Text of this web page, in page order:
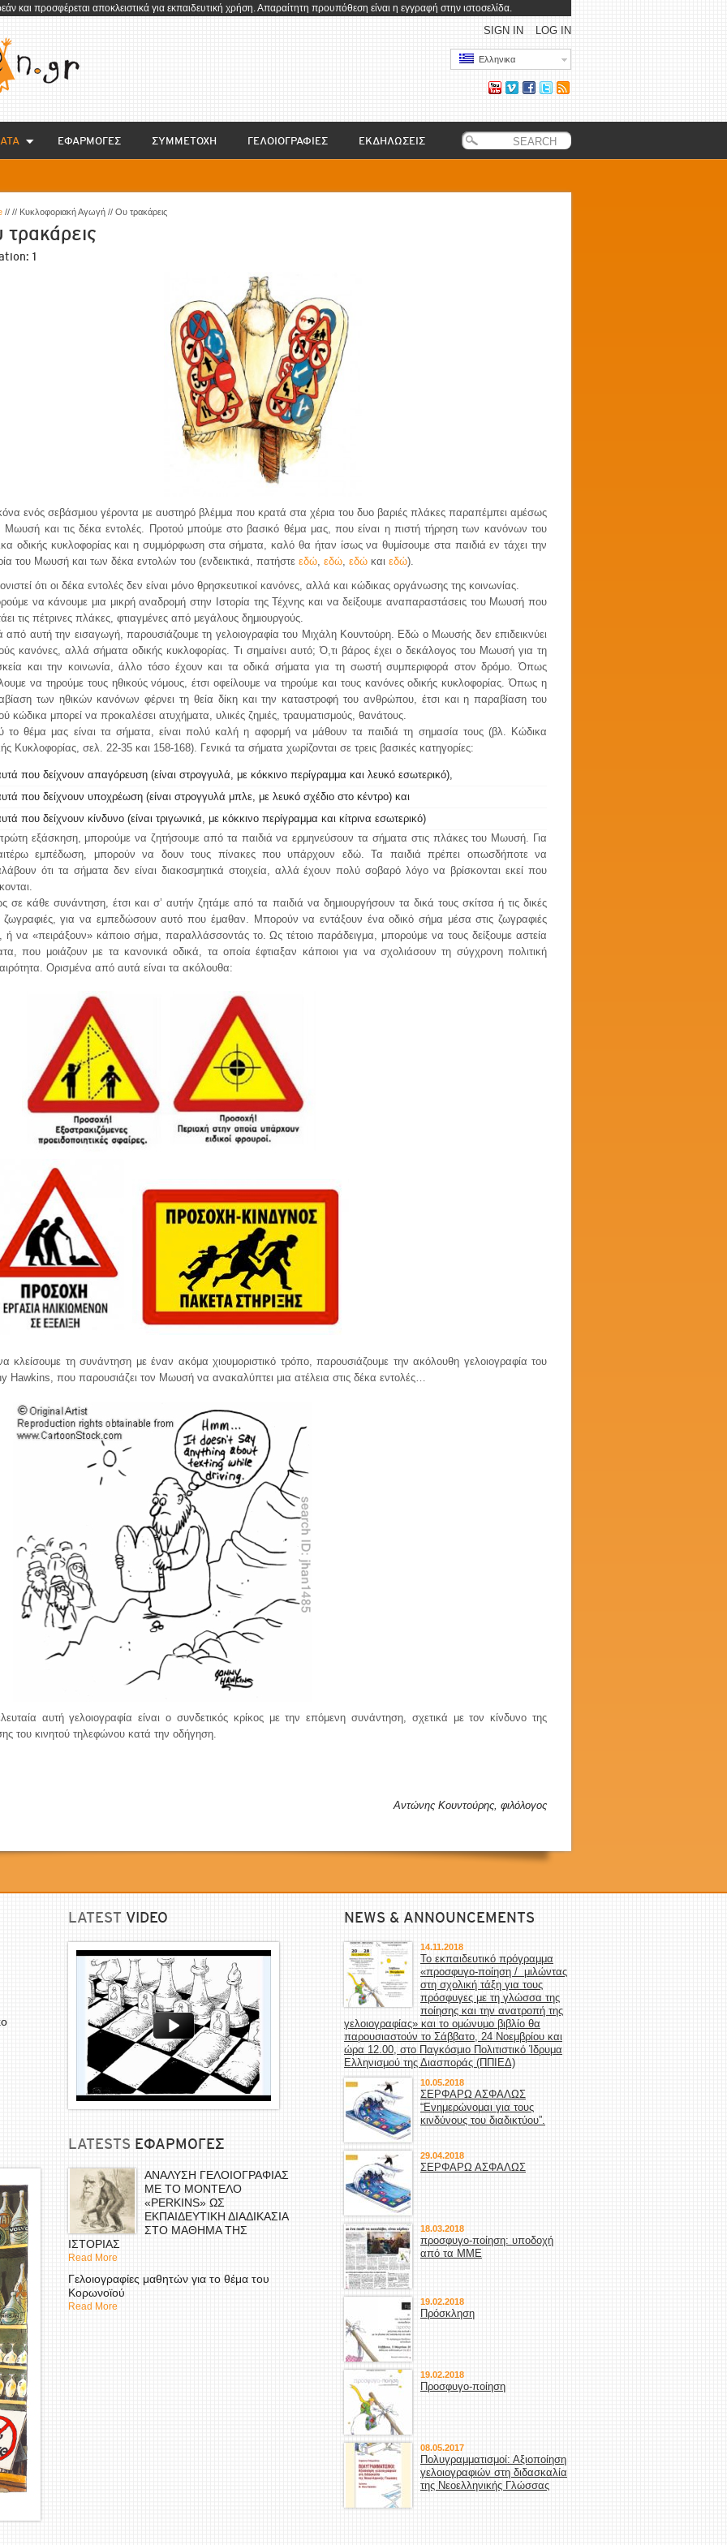
και προσφέρεται αποκλειστικά για εκπαιδευτική χρήση. Απαραίτητη προυπόθεση είναι η εγγραφή στην ιστοσελίδα.
LOG IN
SIGN IN
Ελληνικα
EΦΑΡΜΟΓΕΣ ΣΥΜΜΕΤΟΧΗ ΓΕΛΟΙΟΓΡΑΦΙΕΣ ΕΚΔΗΛΩΣΕΙΣ
// // Κυκλοφοριακή Αγωγή // Ου τρακάρεις
τρακάρεις
1
ενός σεβάσμιου γέροντα με αυστηρό βλέμμα που κρατά στα χέρια του δυο βαριές πλάκες παραπέμπει αμέσως
Μωυσή και τις δέκα εντολές. Προτού μπούμε στο βασικό θέμα μας, που είναι η πιστή τήρηση των κανόνων του
οδικής κυκλοφορίας και η συμμόρφωση στα σήματα, καλό θα ήταν ίσως να θυμίσουμε στα παιδιά εν τάχει την
του Μωυσή και των δέκα εντολών του (ενδεικτικά, πατήστε εδώ, εδώ, εδώ και εδώ).
ότι οι δέκα εντολές δεν είναι μόνο θρησκευτικοί κανόνες, αλλά και κώδικας οργάνωσης της κοινωνίας.
να κάνουμε μια μικρή αναδρομή στην Ιστορία της Τέχνης και να δείξουμε αναπαραστάσεις του Μωυσή που
τις πέτρινες πλάκες, φτιαγμένες από μεγάλους δημιουργούς.
από αυτή την εισαγωγή, παρουσιάζουμε τη γελοιογραφία του Μιχάλη Κουντούρη. Εδώ ο Μωυσής δεν επιδεικνύει
κανόνες, αλλά σήματα οδικής κυκλοφορίας. Τι σημαίνει αυτό; Ό,τι βάρος έχει ο δεκάλογος του Μωυσή για τη
και την κοινωνία, άλλο τόσο έχουν και τα οδικά σήματα για τη σωστή συμπεριφορά στον δρόμο. Όπως
να τηρούμε τους ηθικούς νόμους, έτσι οφείλουμε να τηρούμε και τους κανόνες οδικής κυκλοφορίας. Όπως η
των ηθικών κανόνων φέρνει τη θεία δίκη και την καταστροφή του ανθρώπου, έτσι και η παραβίαση του
κώδικα μπορεί να προκαλέσει ατυχήματα, υλικές ζημιές, τραυματισμούς, θανάτους.
το θέμα μας είναι τα σήματα, είναι πολύ καλή η αφορμή να μάθουν τα παιδιά τη σημασία τους (βλ. Κώδικα
Κυκλοφορίας, σελ. 22-35 και 158-168). Γενικά τα σήματα χωρίζονται σε τρεις βασικές κατηγορίες:
που δείχνουν απαγόρευση (είναι στρογγυλά, με κόκκινο περίγραμμα και λευκό εσωτερικό),
που δείχνουν υποχρέωση (είναι στρογγυλά μπλε, με λευκό σχέδιο στο κέντρο) και
που δείχνουν κίνδυνο (είναι τριγωνικά, με κόκκινο περίγραμμα και κίτρινα εσωτερικό)
εξάσκηση, μπορούμε να ζητήσουμε από τα παιδιά να ερμηνεύσουν τα σήματα στις πλάκες του Μωυσή. Για
εμπέδωση, μπορούν να δουν τους πίνακες που υπάρχουν εδώ. Τα παιδιά πρέπει οπωσδήποτε να
ότι τα σήματα δεν είναι διακοσμητικά στοιχεία, αλλά έχουν πολύ σοβαρό λόγο να βρίσκονται εκεί που
σε κάθε συνάντηση, έτσι και σ’ αυτήν ζητάμε από τα παιδιά να δημιουργήσουν τα δικά τους σκίτσα ή τις δικές
ζωγραφιές, για να εμπεδώσουν αυτό που έμαθαν. Μπορούν να εντάξουν ένα οδικό σήμα μέσα στις ζωγραφιές
ή να «πειράξουν» κάποιο σήμα, παραλλάσσοντάς το. Ως τέτοιο παράδειγμα, μπορούμε να τους δείξουμε αστεία
που μοιάζουν με τα κανονικά οδικά, τα οποία έφτιαξαν κάποιοι για να σχολιάσουν τη σύγχρονη πολιτική
Ορισμένα από αυτά είναι τα ακόλουθα:
κλείσουμε τη συνάντηση με έναν ακόμα χιουμοριστικό τρόπο, παρουσιάζουμε την ακόλουθη γελοιογραφία του
Hawkins, που παρουσιάζει τον Μωυσή να ανακαλύπτει μια ατέλεια στις δέκα εντολές…
αυτή γελοιογραφία είναι ο συνδετικός κρίκος με την επόμενη συνάντηση, σχετικά με τον κίνδυνο της
του κινητού τηλεφώνου κατά την οδήγηση.
Αντώνης Κουντούρης, φιλόλογος
LATEST VIDEO
LATESTS EΦΑΡΜΟΓΕΣ
ΑΝΑΛΥΣΗ ΓΕΛΟΙΟΓΡΑΦΙΑΣ
ΜΕ ΤΟ ΜΟΝΤΕΛΟ
«PERKINS» ΩΣ
ΕΚΠΑΙΔΕΥΤΙΚΗ ΔΙΑΔΙΚΑΣΙΑ
ΣΤΟ ΜΑΘΗΜΑ ΤΗΣ
ΙΣΤΟΡΙΑΣ
Read More
Γελοιογραφίες μαθητών για το θέμα του
Κορωνοϊού
Read More
NEWS & ANNOUNCEMENTS
14.11.2018
Το εκπαιδευτικό πρόγραμμα
«προσφυγο-ποίηση / μιλώντας
στη σχολική τάξη για τους
πρόσφυγες με τη γλώσσα της
ποίησης και την ανατροπή της
γελοιογραφίας» και το ομώνυμο βιβλίο θα
παρουσιαστούν το Σάββατο, 24 Νοεμβρίου και
ώρα 12.00, στο Παγκόσμιο Πολιτιστικό Ίδρυμα
Ελληνισμού της Διασποράς (ΠΠΙΕΔ)
10.05.2018
ΣΕΡΦΑΡΩ ΑΣΦΑΛΩΣ
“Ενημερώνομαι για τους
κινδύνους του διαδικτύου”.
29.04.2018
ΣΕΡΦΑΡΩ ΑΣΦΑΛΩΣ
18.03.2018
προσφυγο-ποίηση: υποδοχή
από τα ΜΜΕ
19.02.2018
Πρόσκληση
19.02.2018
Προσφυγο-ποίηση
08.05.2017
Πολυγραμματισμοί: Αξιοποίηση
γελοιογραφιών στη διδασκαλία
της Νεοελληνικής Γλώσσας